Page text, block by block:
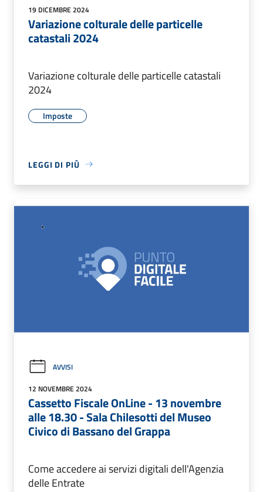
19 DICEMBRE 2024
Variazione colturale delle particelle
catastali 2024
Variazione colturale delle particelle catastali
2024
Imposte
LEGGI DI PIÙ
AVVISI
12 NOVEMBRE 2024
Cassetto Fiscale OnLine - 13 novembre
alle 18.30 - Sala Chilesotti del Museo
Civico di Bassano del Grappa
Come accedere ai servizi digitali dell'Agenzia
delle Entrate